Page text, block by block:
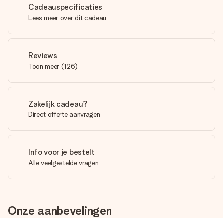
Cadeauspecificaties
Lees meer over dit cadeau
Reviews
Toon meer (126)
Zakelijk cadeau?
Direct offerte aanvragen
Info voor je bestelt
Alle veelgestelde vragen
Onze aanbevelingen